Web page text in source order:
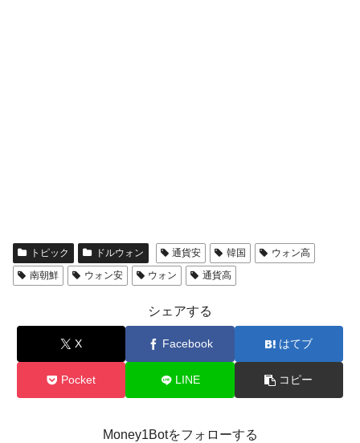
トピック ドルウォン 通貨安 韓国
ウォン高
南朝鮮
ウォン安 ウォン 通貨高
シェアする
X Facebook はてブ
Pocket LINE コピー
Money1Botをフォローする